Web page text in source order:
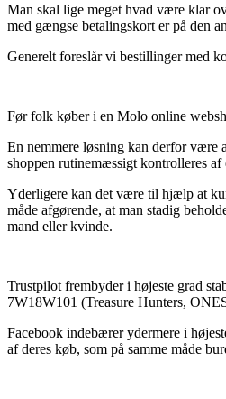
Man skal lige meget hvad være klar
med gængse betalingskort er på den
Generelt foreslår vi bestillinger med
Før folk køber i en Molo online
En nemmere løsning kan derfor være
shoppen rutinemæssigt kontrolleres
Yderligere kan det være til hjælp at
måde afgørende, at man stadig
mand eller kvinde.
Trustpilot frembyder i højeste grad
7W18W101 (Treasure Hunters,
Facebook indebærer ydermere i
af deres køb, som på samme måde